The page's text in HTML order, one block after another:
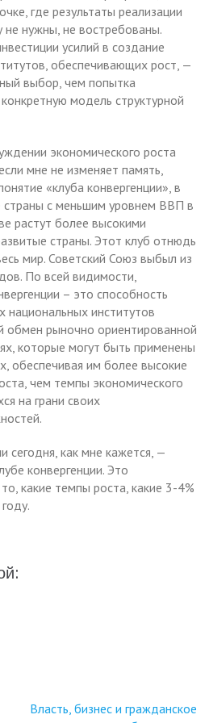
где результаты реализации
не нужны, не востребованы.
усилий в создание
обеспечивающих рост, —
выбор, чем попытка
модель структурной
экономического роста
мне не изменяет память,
«клуба конвергенции», в
с меньшим уровнем ВВП в
растут более высокими
страны. Этот клуб отнюдь
мир. Советский Союз выбыл из
По всей видимости,
– это способность
национальных институтов
обмен рыночно ориентированной
которые могут быть применены
обеспечивая им более высокие
чем темпы экономического
на грани своих
сегодня, как мне кажется, —
конвергенции. Это
какие темпы роста, какие 3-4%
Власть, бизнес и гражданское